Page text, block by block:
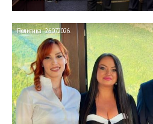
Политика 26.07.2026.